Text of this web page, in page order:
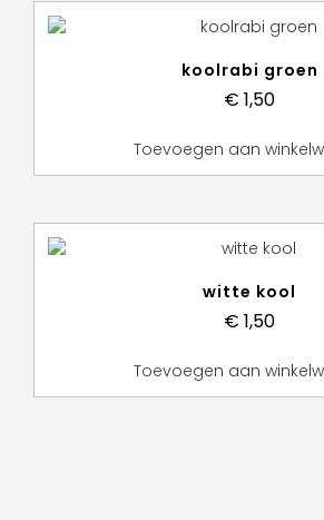
koolrabi groen
€ 1,50
Toevoegen aan
witte kool
€ 1,50
Toevoegen aan